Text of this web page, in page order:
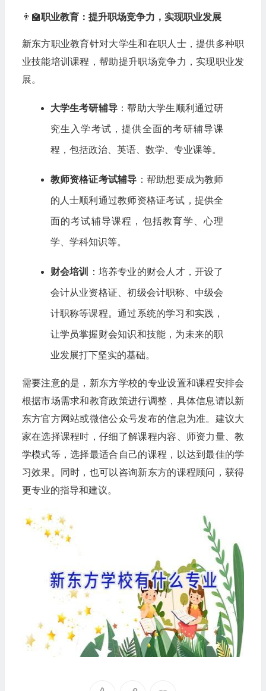
👨‍🏫职业教育：提升职场竞争力，实现职业发展
新东方职业教育针对大学生和在职人士，提供多种职
业技能培训课程，帮助提升职场竞争力，实现职业发
展。
大学生考研辅导 ：帮助大学生顺利通过研
究生入学考试，提供全面的考研辅导课
程，包括政治、英语、数学、专业课等。
教师资格证考试辅导 ：帮助想要成为教师
的人士顺利通过教师资格证考试，提供全
面的考试辅导课程，包括教育学、心理
学、学科知识等。
财会培训 ：培养专业的财会人才，开设了
会计从业资格证、初级会计职称、中级会
计职称等课程。通过系统的学习和实践，
让学员掌握财会知识和技能，为未来的职
业发展打下坚实的基础。
需要注意的是，新东方学校的专业设置和课程安排会
根据市场需求和教育政策进行调整，具体信息请以新
东方官方网站或微信公众号发布的信息为准。建议大
家在选择课程时，仔细了解课程内容、师资力量、教
学模式等，选择最适合自己的课程，以达到最佳的学
习效果。同时，也可以咨询新东方的课程顾问，获得
更专业的指导和建议。